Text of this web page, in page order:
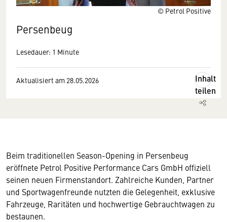
© Petrol Positive
Persenbeug
Lesedauer: 1 Minute
Aktualisiert am 28.05.2026
Inhalt
teilen
Beim traditionellen Season-Opening in Persenbeug
eröffnete Petrol Positive Performance Cars GmbH offiziell
seinen neuen Firmenstandort. Zahlreiche Kunden, Partner
und Sportwagenfreunde nutzten die Gelegenheit, exklusive
Fahrzeuge, Raritäten und hochwertige Gebrauchtwagen zu
bestaunen.